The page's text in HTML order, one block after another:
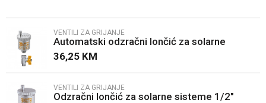
Poruka
VENTILI ZA GRIJANJE
Automatski odzračni lončić za solarne
sisteme 3/8"
36,25 KM
VENTILI ZA GRIJANJE
Odzračni lončić za solarne sisteme 1/2"